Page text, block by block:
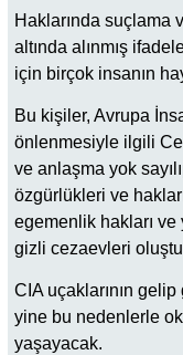
Haklarında suçlama
altında alınmış
için birçok insanın
Bu kişiler, Avrupa
önlenmesiyle ilgili
ve anlaşma yok
özgürlükleri ve
egemenlik hakları ve
gizli cezaevleri
CIA uçaklarının
yine bu nedenlerle
yaşayacak.